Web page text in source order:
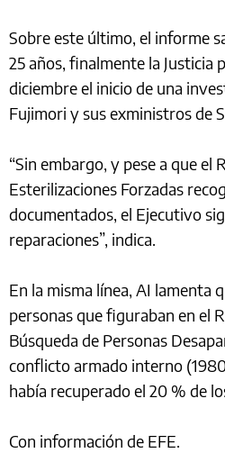
Sobre este último, el informe
25 años, finalmente la Justicia
diciembre el inicio de una
Fujimori y sus exministros de
“Sin embargo, y pese a que el
Esterilizaciones Forzadas
documentados, el Ejecutivo
reparaciones”, indica.
En la misma línea, AI lamenta
personas que figuraban en el
Búsqueda de Personas
conflicto armado interno
había recuperado el 20 % de
Con información de EFE.